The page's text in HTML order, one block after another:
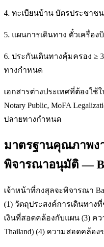
4. ทะเบียนบ้าน บัตรประชาช
5. แผนการเดินทาง ตั๋วเครื่อ
6. ประกันเดินทางคุ้มครอง ≥
ทางกำหนด
เอกสารต่างประเทศที่ต้องใช้
Notary Public, MoFA
ปลายทางกำหนด
มาตรฐานคุณภาพง
พิจารณาอนุมัติ —
เจ้าหน้าที่กงสุลจะพิจารณา
(1) วัตถุประสงค์การเดินทาง
เงินที่สอดคล้องกับแผน (3) ค
Thailand) (4) ความสอดคล้อ